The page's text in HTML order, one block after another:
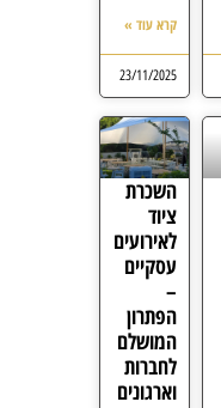
קרא עוד »
23/11/2025
השכרת
ציוד
לאירועים
עסקיים
–
הפתרון
המושלם
לחברות
וארגונים